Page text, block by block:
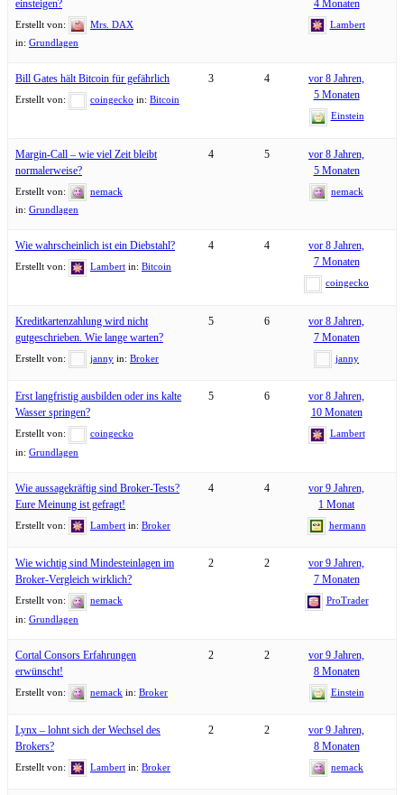
einsteigen?
Erstellt von:
Mrs. DAX
in: Grundlagen
4 Monaten
Lambert
Bill Gates hält Bitcoin für gefährlich
Erstellt von: coingecko in: Bitcoin
3 4
vor 8 Jahren,
5 Monaten
Einstein
Margin-Call – wie viel Zeit bleibt
normalerweise?
Erstellt von:
nemack
in: Grundlagen
4 5
vor 8 Jahren,
5 Monaten
nemack
Wie wahrscheinlich ist ein Diebstahl?
Erstellt von: Lambert in: Bitcoin
4 4
vor 8 Jahren,
7 Monaten
coingecko
Kreditkartenzahlung wird nicht
gutgeschrieben. Wie lange warten?
Erstellt von: janny in: Broker
5 6
vor 8 Jahren,
7 Monaten
janny
Erst langfristig ausbilden oder ins kalte
Wasser springen?
Erstellt von:
coingecko
in: Grundlagen
5 6
vor 8 Jahren,
10 Monaten
Lambert
Wie aussagekräftig sind Broker-Tests?
Eure Meinung ist gefragt!
Erstellt von: Lambert in: Broker
4 4
vor 9 Jahren,
1 Monat
hermann
Wie wichtig sind Mindesteinlagen im
Broker-Vergleich wirklich?
Erstellt von:
nemack
in: Grundlagen
2 2
vor 9 Jahren,
7 Monaten
ProTrader
Cortal Consors Erfahrungen
erwünscht!
Erstellt von: nemack in: Broker
2 2
vor 9 Jahren,
8 Monaten
Einstein
Lynx – lohnt sich der Wechsel des
Brokers?
Erstellt von: Lambert in: Broker
2 2
vor 9 Jahren,
8 Monaten
nemack